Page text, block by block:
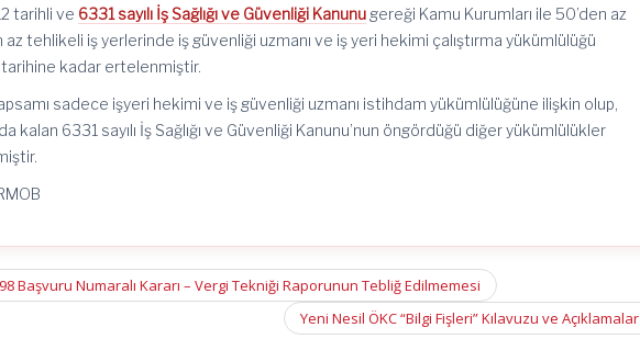
tarihli ve 6331 sayılı İş Sağlığı ve Güvenliği Kanunu gereği Kamu Kurumları ile 50’den az
az tehlikeli iş yerlerinde iş güvenliği uzmanı ve iş yeri hekimi çalıştırma yükümlülüğü
kadar ertelenmiştir.
sadece işyeri hekimi ve iş güvenliği uzmanı istihdam yükümlülüğüne ilişkin olup,
kalan 6331 sayılı İş Sağlığı ve Güvenliği Kanunu’nun öngördüğü diğer yükümlülükler
Başvuru Numaralı Kararı – Vergi Tekniği Raporunun Tebliğ Edilmemesi
Yeni Nesil ÖKC “Bilgi Fişleri” Kılavuzu ve Açıklamalar